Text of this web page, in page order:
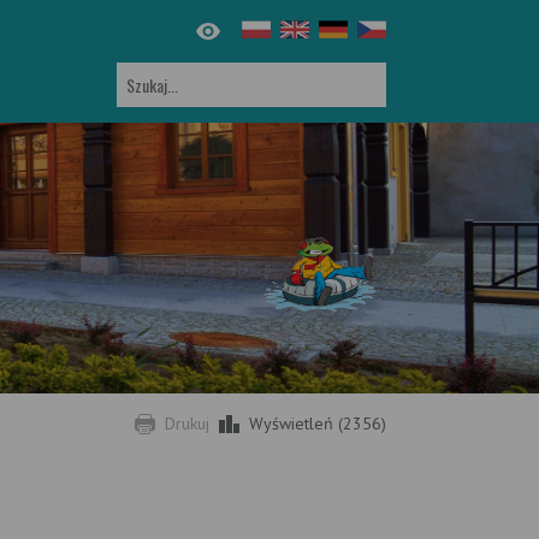
Drukuj Wyświetleń (2356)